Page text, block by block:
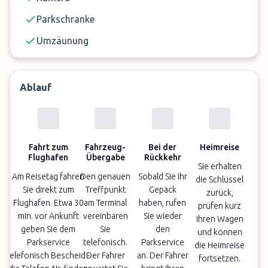
Parkschranke
Umzäunung
Ablauf
Fahrt zum
Flughafen
Am Reisetag fahren
Sie direkt zum
Flughafen. Etwa 30
min. vor Ankunft
geben Sie dem
Parkservice
telefonisch Bescheid -
Fahrzeug-
Übergabe
Den genauen
Treffpunkt
am Terminal
vereinbaren
Sie
telefonisch.
Der Fahrer
Bei der
Rückkehr
Sobald Sie Ihr
Gepäck
haben, rufen
Sie wieder
den
Parkservice
an. Der Fahrer
Heimreise
Sie erhalten
die Schlüssel
zurück,
prüfen kurz
Ihren Wagen
und können
die Heimreise
fortsetzen.